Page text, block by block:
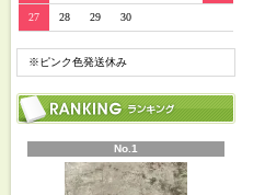
27 28 29 30
※ピンク色発送休み
No.1